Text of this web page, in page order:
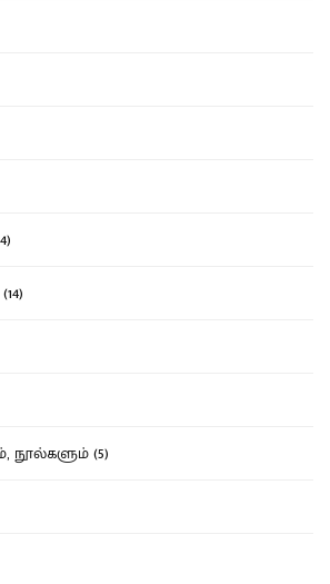
நூல்களும் (5)